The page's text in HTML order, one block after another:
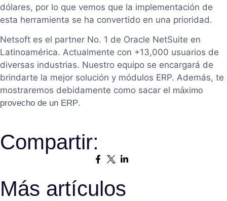
dólares, por lo que vemos que la implementación de
esta herramienta se ha convertido en una prioridad.
Netsoft es el partner No. 1 de Oracle NetSuite en
Latinoamérica. Actualmente con +13,000 usuarios de
diversas industrias. Nuestro equipo se encargará de
brindarte la mejor solución y módulos ERP. Además, te
mostraremos debidamente como sacar el máximo
provecho de un ERP.
Compartir:
Más artículos